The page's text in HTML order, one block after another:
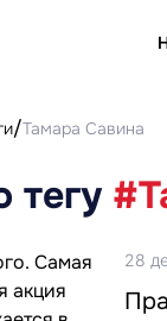
Тамара Савина
тегу
28